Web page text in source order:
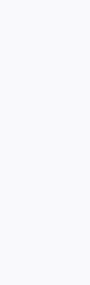
品の自
り本キ
社抽選
満額
アアプ
対象
プリを
入報告
ォーム
と。*
いただい
レシー
ー対象